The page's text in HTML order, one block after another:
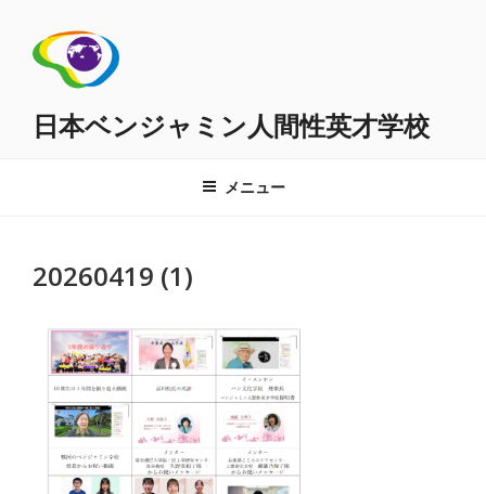
日本ベンジャミン人間性英才学校
メニュー
20260419 (1)